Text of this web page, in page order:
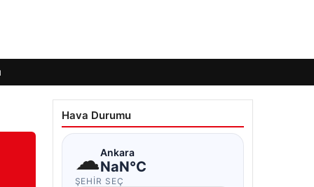
Hava Durumu
☁Ankara
NaN°C
ŞEHIR SEÇ